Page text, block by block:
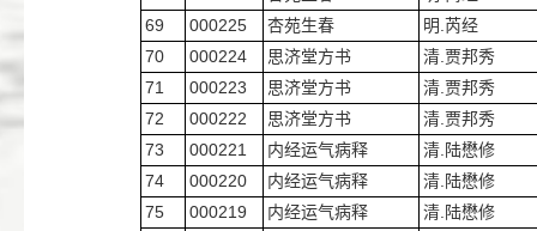
69
000225 杏苑生春
明.芮经
70
000224 思济堂方书
清.贾邦秀
71
000223 思济堂方书
清.贾邦秀
72
000222 思济堂方书
清.贾邦秀
73
000221 内经运气病释
清.陆懋修
74
000220 内经运气病释
清.陆懋修
75
000219 内经运气病释
清.陆懋修